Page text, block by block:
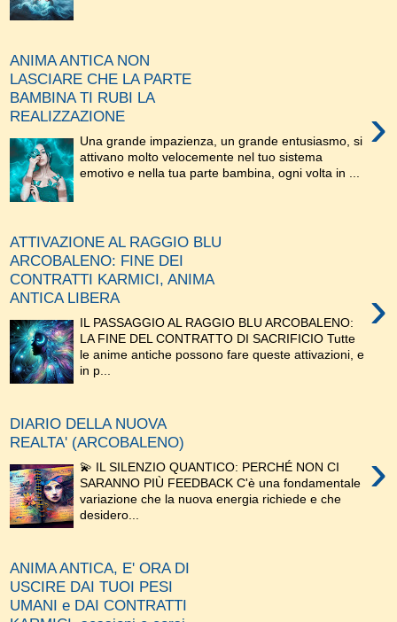
ANIMA ANTICA NON
LASCIARE CHE LA PARTE
BAMBINA TI RUBI LA
REALIZZAZIONE
›
Una grande impazienza, un grande entusiasmo, si
attivano molto velocemente nel tuo sistema
emotivo e nella tua parte bambina, ogni volta in ...
ATTIVAZIONE AL RAGGIO BLU
ARCOBALENO: FINE DEI
CONTRATTI KARMICI, ANIMA
ANTICA LIBERA
›
IL PASSAGGIO AL RAGGIO BLU ARCOBALENO:
LA FINE DEL CONTRATTO DI SACRIFICIO Tutte
le anime antiche possono fare queste attivazioni, e
in p...
DIARIO DELLA NUOVA
REALTA' (ARCOBALENO)
›
💫 IL SILENZIO QUANTICO: PERCHÉ NON CI
SARANNO PIÙ FEEDBACK C'è una fondamentale
variazione che la nuova energia richiede e che
desidero...
ANIMA ANTICA, E' ORA DI
USCIRE DAI TUOI PESI
UMANI e DAI CONTRATTI